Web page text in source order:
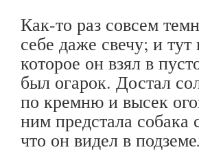
Как-то раз совсем
себе даже свечу; и
которое он взял в
был огарок. Достал
по кремню и высек
ним предстала
что он видел в